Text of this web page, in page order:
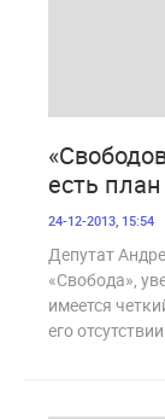
1 692
есть
24-12-2013, 15:54
Депутат
«Свобода»,
имеется
его